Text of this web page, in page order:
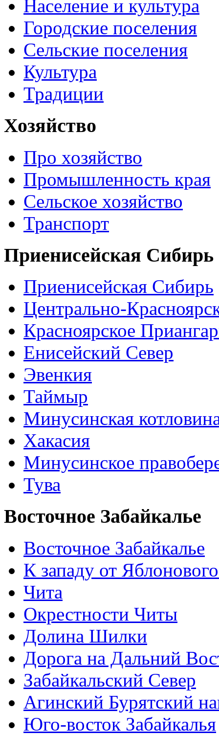
Население и культура
Городские поселения
Сельские поселения
Культура
Традиции
Хозяйство
Про хозяйство
Промышленность края
Сельское хозяйство
Транспорт
Приенисейская Сибирь
Приенисейская Сибирь
Центрально-
Красноярское
Енисейский Север
Эвенкия
Таймыр
Минусинская
Хакасия
Минусинское
Тува
Восточное Забайкалье
Восточное Забайкалье
К западу от
Чита
Окрестности Читы
Долина Шилки
Дорога на Дальний
Забайкальский Север
Агинский Бурятский
Юго-восток Забайкалья